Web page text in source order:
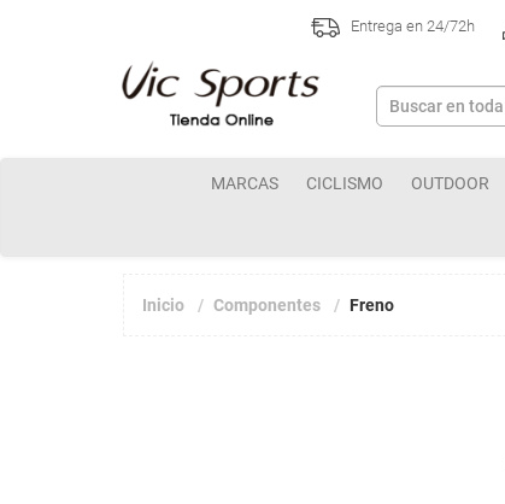
Entrega en 24/72h
MARCAS CICLISMO OUTDOOR
Inicio Componentes Freno